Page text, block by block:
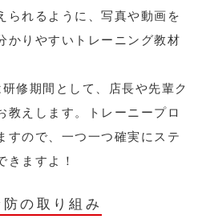
られるように、写真や動画を
かりやすいトレーニング教材
修期間として、店長や先輩ク
教えします。トレーニープロ
すので、一つ一つ確実にステ
きますよ！
防の取り組み